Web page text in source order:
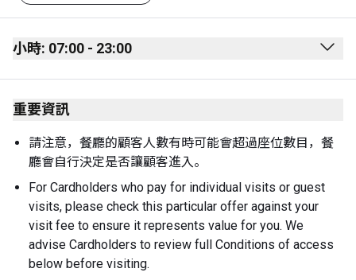
小時: 07:00 - 23:00
Monday 07:00 - 23:00
Tuesday
Wednesday 07:00 - 23:00
Thursday
07:00 - 23:00
Saturday 07:00 - 23:00
Sunday
重要資訊
請注意，餐廳的顧客人數有時可能會超過座位數目，餐
廳會自行決定是否讓顧客進入。
For Cardholders who pay for individual visits or guest
visits, please check this particular offer against your
visit fee to ensure it represents value for you. We
advise Cardholders to review full Conditions of access
below before visiting.